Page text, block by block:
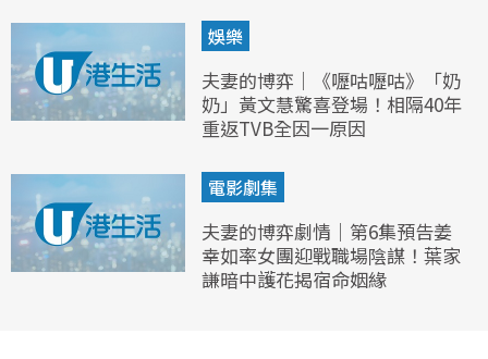
娛樂
夫妻的博弈｜《嚦咕嚦咕》「奶
奶」黃文慧驚喜登場！相隔40年
重返TVB全因一原因
電影劇集
夫妻的博弈劇情｜第6集預告姜
幸如率女團迎戰職場陰謀！葉家
謙暗中護花揭宿命姻緣